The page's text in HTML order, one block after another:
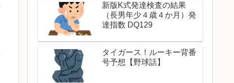
新版K式発達検査の結果
（長男年少４歳４か月）発
達指数 DQ129
タイガース！ルーキー背番
号予想【野球話】